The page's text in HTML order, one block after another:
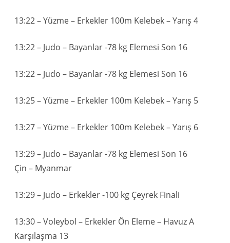
13:22 – Yüzme – Erkekler 100m Kelebek – Yarış 4
13:22 – Judo – Bayanlar -78 kg Elemesi Son 16
13:22 – Judo – Bayanlar -78 kg Elemesi Son 16
13:25 – Yüzme – Erkekler 100m Kelebek – Yarış 5
13:27 – Yüzme – Erkekler 100m Kelebek – Yarış 6
13:29 – Judo – Bayanlar -78 kg Elemesi Son 16
Çin – Myanmar
13:29 – Judo – Erkekler -100 kg Çeyrek Finali
13:30 – Voleybol – Erkekler Ön Eleme – Havuz A
Karşılaşma 13